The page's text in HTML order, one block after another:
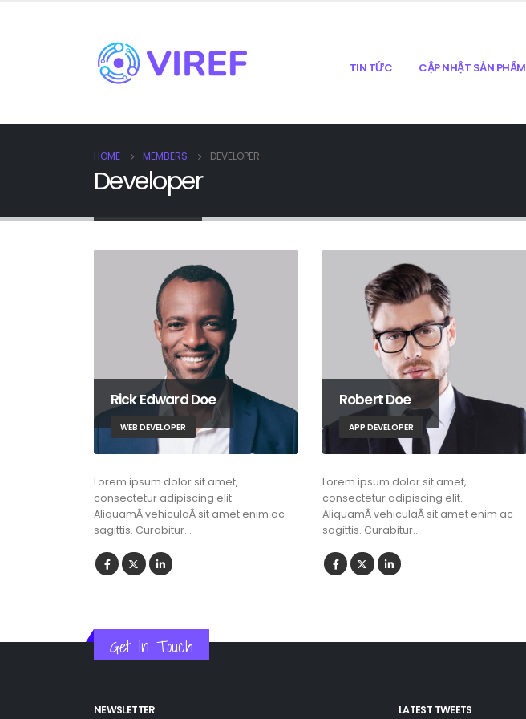
TIN TỨC CẬP NHẬT SẢN PHẨM
HOME MEMBERS DEVELOPER
Developer
Rick Edward Doe
WEB DEVELOPER
Lorem ipsum dolor sit amet,
consectetur adipiscing elit.
AliquamÂ vehiculaÂ sit amet enim ac
sagittis. Curabitur…
Robert Doe
APP DEVELOPER
Lorem ipsum dolor sit amet,
consectetur adipiscing elit.
AliquamÂ vehiculaÂ sit amet enim ac
sagittis. Curabitur…
Get In Touch
NEWSLETTER LATEST TWEETS